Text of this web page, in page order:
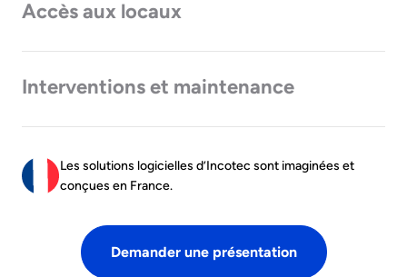
Accès aux locaux
Interventions et maintenance
Les solutions logicielles d’Incotec sont imaginées et
conçues en France.
Demander une présentation